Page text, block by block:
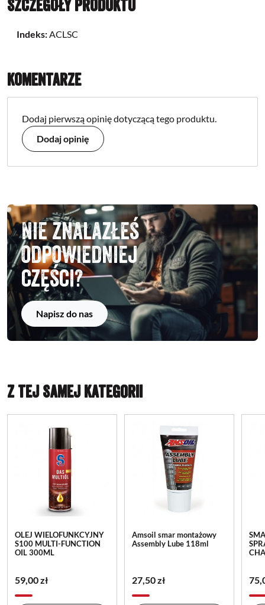
Szczegóły produktu
Indeks:ACLSC
Komentarze
Dodaj pierwszą opinię dotyczącą tego produktu.
Dodaj opinię
Nie znalazłeś
odpowiedniej
części?
Napisz do nas
Z TEJ SAMEJ KATEGORII
OLEJ WIELOFUNKCYJNY
S100 MULTI-FUNCTION
OIL 300ML
59,00 zł
Amsoil smar montażowy
Assembly Lube 118ml
27,50 zł